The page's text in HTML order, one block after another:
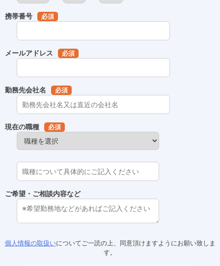
携帯番号 必須
メールアドレス 必須
勤務先会社名 必須
現在の職種 必須
ご希望・ご相談内容など
個人情報の取扱いについてご一読の上、同意頂けますようにお願い致しま
す。